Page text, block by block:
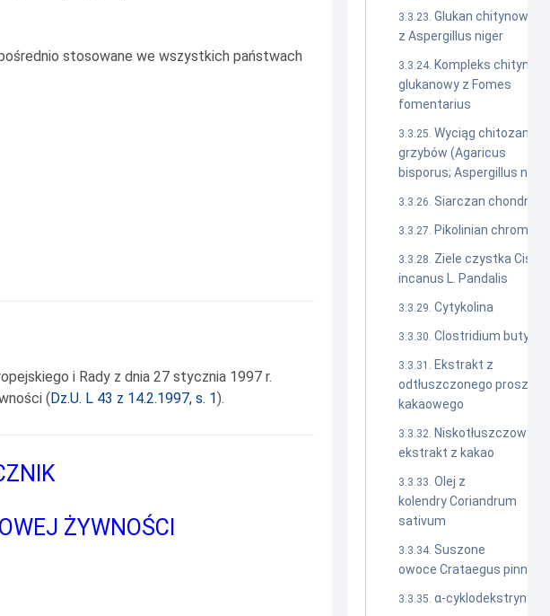
stosowane we wszystkich państwach
i Rady z dnia 27 stycznia 1997 r.
(Dz.U. L 43 z 14.2.1997, s. 1).
ŻYWNOŚCI
Glukan chitynowy
z Aspergillus niger
Kompleks
glukanowy z Fomes
fomentarius
Wyciąg
grzybów (Agaricus
bisporus; Aspergillus
Siarczan
Pikolinian chromu
Ziele czystka
incanus L. Pandalis
Cytykolina
Clostridium
Ekstrakt z
odtłuszczonego proszku
kakaowego
Niskotłuszczowy
ekstrakt z kakao
Olej z
kolendry Coriandrum
sativum
Suszone
owoce Crataegus
α-cyklodekstryna